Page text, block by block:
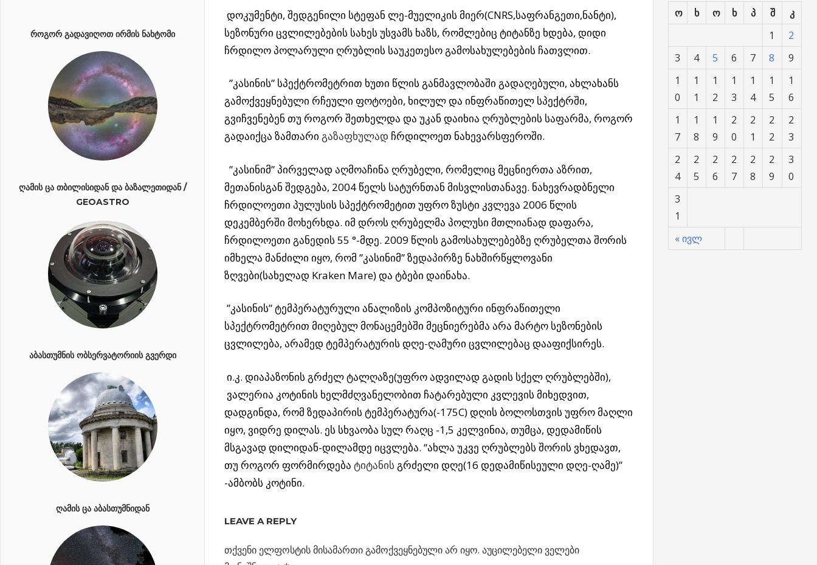
დოკუმენტი, შედგენილი სტეფან ლე-მუელიკის მიერ(CNRS,საფრანგეთი,ნანტი),
სეზონური ცვლილებების სახეს უსვამს ხაზს, რომლებიც ტიტანზე ხდება, დიდი
ჩრდილო პოლარული ღრუბლის საუკეთესო გამოსახულებების ჩათვლით.
”კასინის” სპექტრომეტრით ხუთი წლის განმავლობაში გადაღებული, ახლახანს
გამოქვეყნებული რჩეული ფოტოები, ხილულ და ინფრაწითელ სპექტრში,
გვიჩვენებენ თუ როგორ შეთხელდა და უკან დაიხია ღრუბლების საფარმა, როგორ
გადაიქცა ზამთარი გაზაფხულად ჩრდილოეთ ნახევარსფეროში.
”კასინიმ” პირველად აღმოაჩინა ღრუბელი, რომელიც მეცნიერთა აზრით,
მეთანისგან შედგება, 2004 წელს სატურნთან მისვლისთანავე. ნახევრადბნელი
ჩრდილოეთი პულუსის სპექტრომეტით უფრო ზუსტი კვლევა 2006 წლის
დეკემბერში მოხერხდა. იმ დროს ღრუბელმა პოლუსი მთლიანად დაფარა,
ჩრდილოეთი განედის 55 °-მდე. 2009 წლის გამოსახულებებზე ღრუბელთა შორის
იმხელა მანძილი იყო, რომ ”კასინიმ” ზედაპირზე ნახშირწყლოვანი
ზღვები(სახელად Kraken Mare) და ტბები დაინახა.
”კასინის” ტემპერატურული ანალიზის კომპოზიტური ინფრაწითელი
სპექტრომეტრით მიღებულ მონაცემებში მეცნიერებმა არა მარტო სეზონების
ცვლილება, არამედ ტემპერატურის დღე-ღამური ცვლილებაც დააფიქსირეს.
ი.კ. დიაპაზონის გრძელ ტალღაზე(უფრო ადვილად გადის სქელ ღრუბლებში),
ვალერია კოტინის ხელმძღვანელობით ჩატარებული კვლევის მიხედვით,
დადგინდა, რომ ზედაპირის ტემპერატურა(-175C) დღის ბოლოსთვის უფრო მაღლი
იყო, ვიდრე დილას. ეს სხვაობა სულ რაღც -1,5 კელვინია, თუმცა, დედამიწის
მსგავად დილიდან-დილამდე იცვლება. “ახლა უკვე ღრუბლებს შორის ვხედავთ,
თუ როგორ ფორმირდება ტიტანის გრძელი დღე(16 დედამიწისეული დღე-ღამე)”
-ამბობს კოტინი.
ᲛᲔᲠᲧᲔᲕᲘ
LEAVE A REPLY
თქვენი ელფოსტის მისამართი გამოქვეყნებული არ იყო. აუცილებელი ველები
ᲠᲝᲒᲝᲠ ᲒᲐᲓᲐᲕᲘᲦᲝᲗ ᲘᲠᲛᲘᲡ ᲜᲐᲮᲢᲝᲛᲘ
ᲦᲐᲛᲘᲡ ᲪᲐ ᲗᲑᲘᲚᲘᲡᲘᲓᲐᲜ ᲓᲐ ᲑᲐᲖᲐᲚᲔᲗᲘᲓᲐᲜ /
GEOASTRO
ᲐᲑᲐᲡᲗᲣᲛᲜᲘᲡ ᲝᲑᲡᲔᲠᲕᲐᲢᲝᲠᲘᲘᲡ ᲒᲕᲔᲠᲓᲘ
ᲦᲐᲛᲘᲡ ᲪᲐ ᲐᲑᲐᲡᲗᲣᲛᲜᲘᲓᲐᲜ
ო
ხ ო ხ პ შ კ
« ივლ
1
2
3
4 5 6 7 8
9
1
0
1
1
1
2
1
3
1
4
1
5
1
6
1
7
1
8
1
9
2
0
2
1
2
2
2
3
2
4
2
5
2
6
2
7
2
8
2
9
3
0
3
1